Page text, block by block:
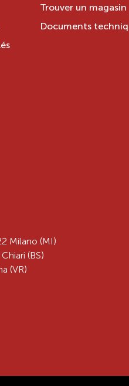
Trouver un magasin
Documents
Milano (MI)
(BS)
(VR)